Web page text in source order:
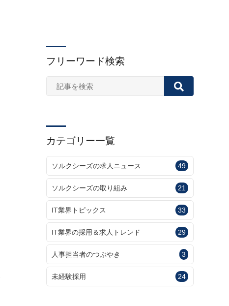
フリーワード検索
カテゴリー一覧
ソルクシーズの求人ニュース 49
ソルクシーズの取り組み 21
IT業界トピックス 33
IT業界の採用＆求人トレンド 29
人事担当者のつぶやき 3
未経験採用 24